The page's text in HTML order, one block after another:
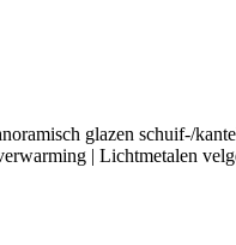
glazen schuif-/
| Lichtmetalen